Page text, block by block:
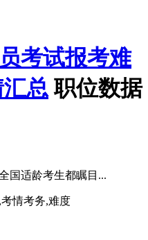
考试报考难
总 职位数据
国适龄考生都瞩目...
情考务,难度